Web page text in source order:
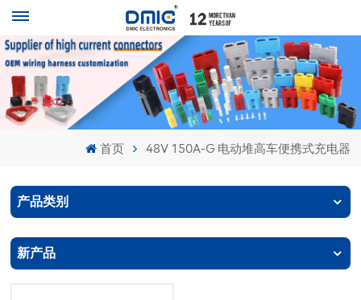
首页 48V 150A-G 电动堆高车便携式充电器
产品类别
新产品